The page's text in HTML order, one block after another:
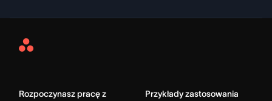
Asana
Rozpoczynasz pracę z
Przykłady zastosowania